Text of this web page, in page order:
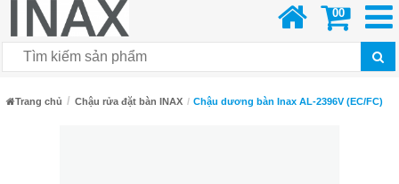
00
Trang chủ Chậu rửa đặt bàn INAX Chậu dương bàn Inax AL-2396V (EC/FC)